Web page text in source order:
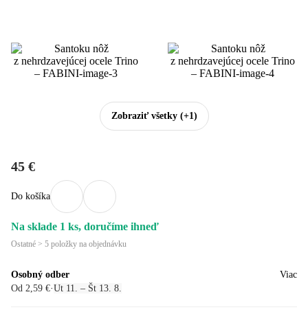
Zobraziť všetky(+1)
45 €
Do košíka
Na sklade 1 ks, doručíme ihneď
Ostatné > 5 položky na objednávku
Osobný odber
Od 2,59 €·Ut 11. – Št 13. 8.
Viac